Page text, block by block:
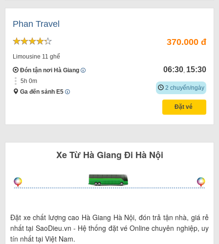
Phan Travel
Limousine 11 ghế
Đón tận nơi Hà Giang
5h 0m
Ga đến sảnh E5
370.000 đ
06:30 15:30
2 chuyến/ngày
Đặt vé
Xe TừHà Giang Đi Hà Nội
Đặt xe chất lượng cao Hà Giang Hà Nội, đón trả tận nhà, giá rẻ
nhất tại SaoDieu.vn - Hệ thống đặt vé Online chuyên nghiệp, uy
tín nhất tại Việt Nam.